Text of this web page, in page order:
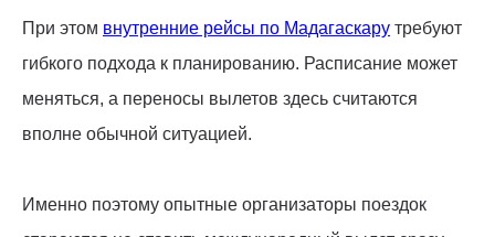
При этом внутренние рейсы по Мадагаскару требуют
гибкого подхода к планированию. Расписание может
меняться, а переносы вылетов здесь считаются
вполне обычной ситуацией.
Именно поэтому опытные организаторы поездок